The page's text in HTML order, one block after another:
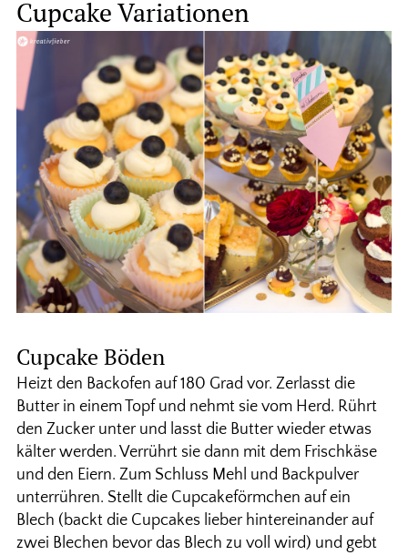
Cupcake Variationen
Cupcake Böden
Heizt den Backofen auf 180 Grad vor. Zerlasst die
Butter in einem Topf und nehmt sie vom Herd. Rührt
den Zucker unter und lasst die Butter wieder etwas
kälter werden. Verrührt sie dann mit dem Frischkäse
und den Eiern. Zum Schluss Mehl und Backpulver
unterrühren. Stellt die Cupcakeförmchen auf ein
Blech (backt die Cupcakes lieber hintereinander auf
zwei Blechen bevor das Blech zu voll wird) und gebt